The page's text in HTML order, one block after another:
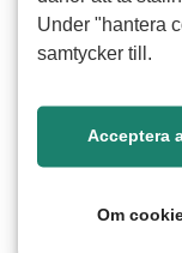
Under "hantera
samtycker till.
Acceptera
Om